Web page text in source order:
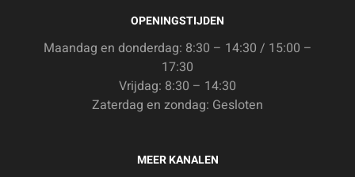
OPENINGSTIJDEN
Maandag en donderdag: 8:30 – 14:30 / 15:00 –
17:30
Vrijdag: 8:30 – 14:30
Zaterdag en zondag: Gesloten
MEER KANALEN